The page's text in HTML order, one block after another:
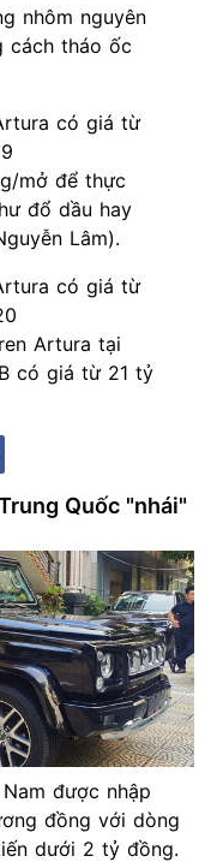
nhôm nguyên
cách tháo ốc
mở để thực
đổ dầu hay
Lâm).
Artura tại
có giá từ 21 tỷ
Quốc "nhái"
được nhập
đồng với dòng
dưới 2 tỷ đồng.